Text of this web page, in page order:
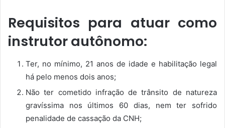
Requisitos para atuar como
instrutor autônomo:
Ter, no mínimo, 21 anos de idade e habilitação legal
há pelo menos dois anos;
Não ter cometido infração de trânsito de natureza
gravíssima nos últimos 60 dias, nem ter sofrido
penalidade de cassação da CNH;